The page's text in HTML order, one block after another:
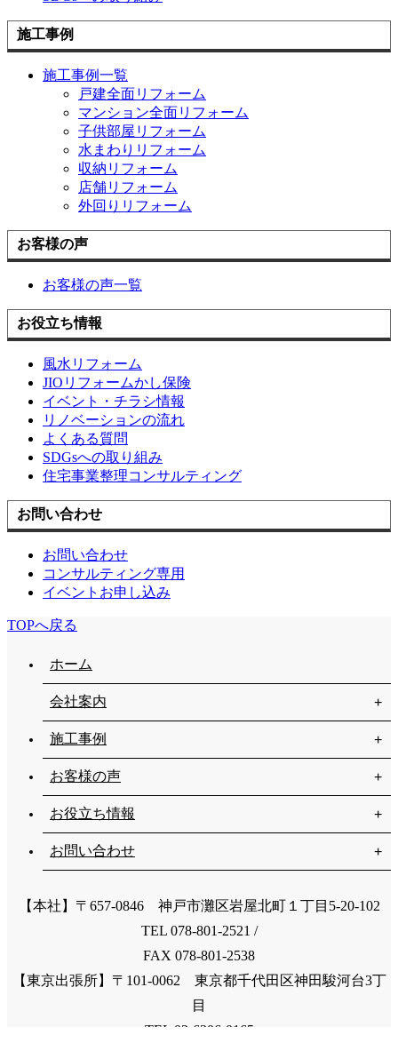
施工事例
施工事例一覧
戸建全面リフォーム
マンション全面リフォーム
子供部屋リフォーム
水まわりリフォーム
収納リフォーム
店舗リフォーム
外回りリフォーム
お客様の声
お客様の声一覧
お役立ち情報
風水リフォーム
JIOリフォームかし保険
イベント・チラシ情報
リノベーションの流れ
よくある質問
SDGsへの取り組み
住宅事業整理コンサルティング
お問い合わせ
お問い合わせ
コンサルティング専用
イベントお申し込み
TOPへ戻る
ホーム
会社案内
施工事例
お客様の声
お役立ち情報
お問い合わせ
【本社】〒657-0846 神戸市灘区岩屋北町１丁目5-20-102
TEL 078-801-2521 /
FAX 078-801-2538
【東京出張所】〒101-0062 東京都千代田区神田駿河台3丁
目
TEL 03-6206-0165